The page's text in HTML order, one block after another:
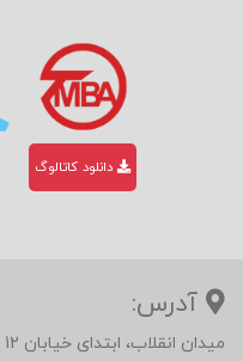
دانلود کاتالوگ
آدرس: